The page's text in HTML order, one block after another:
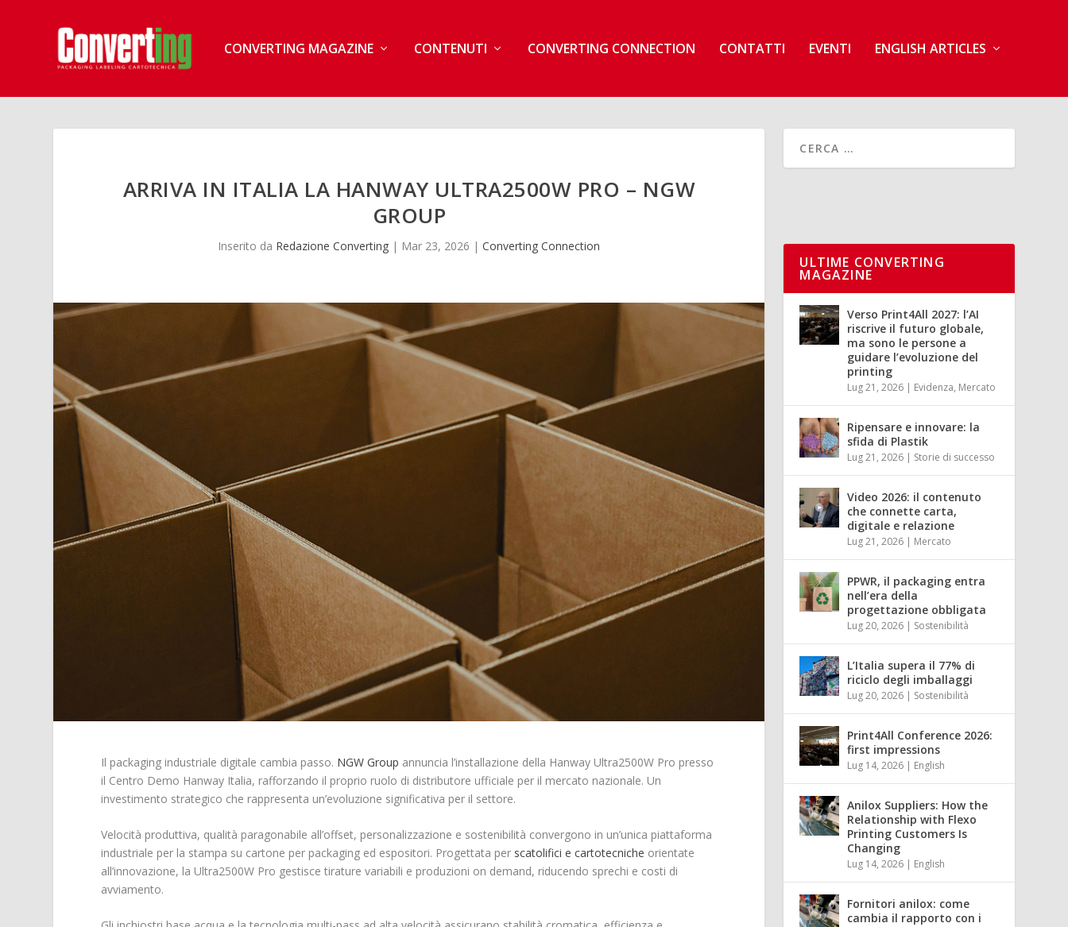
CONVERTING MAGAZINE CONTENUTI CONVERTING CONNECTION CONTATTI EVENTI ENGLISH ARTICLES
ARRIVA IN ITALIA LA HANWAY ULTRA2500W PRO – NGW
GROUP
Inserito da Redazione Converting | Mar 23, 2026 |Converting Connection
Il packaging industriale digitale cambia passo. NGW Group annuncia l’installazione della Hanway Ultra2500W Pro presso
il Centro Demo Hanway Italia, rafforzando il proprio ruolo di distributore ufficiale per il mercato nazionale. Un
investimento strategico che rappresenta un’evoluzione significativa per il settore.
Velocità produttiva, qualità paragonabile all’offset, personalizzazione e sostenibilità convergono in un’unica piattaforma
industriale per la stampa su cartone per packaging ed espositori. Progettata per scatolifici e cartotecniche orientate
all’innovazione, la Ultra2500W Pro gestisce tirature variabili e produzioni on demand, riducendo sprechi e costi di
avviamento.
ULTIME CONVERTING
MAGAZINE
Verso Print4All 2027: l’AI
riscrive il futuro globale,
ma sono le persone a
guidare l’evoluzione del
printing
Lug 21, 2026 | Evidenza, Mercato
Ripensare e innovare: la
sfida di Plastik
Lug 21, 2026 | Storie di successo
Video 2026: il contenuto
che connette carta,
digitale e relazione
Lug 21, 2026 | Mercato
PPWR, il packaging entra
nell’era della
progettazione obbligata
Lug 20, 2026 | Sostenibilità
L’Italia supera il 77% di
riciclo degli imballaggi
Lug 20, 2026 | Sostenibilità
Print4All Conference 2026:
first impressions
Lug 14, 2026 | English
Anilox Suppliers: How the
Relationship with Flexo
Printing Customers Is
Changing
Lug 14, 2026 | English
Fornitori anilox: come
cambia il rapporto con i